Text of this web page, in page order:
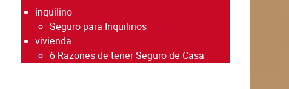
inquilino
Seguro para Inquilinos
vivienda
6 Razones de tener Seguro de Casa